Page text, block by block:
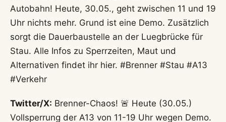
Autobahn! Heute, 30.05., geht zwischen 11 und 19
Uhr nichts mehr. Grund ist eine Demo. Zusätzlich
sorgt die Dauerbaustelle an der Luegbrücke für
Stau. Alle Infos zu Sperrzeiten, Maut und
Alternativen findet ihr hier. #Brenner #Stau #A13
#Verkehr
Twitter/X: Brenner-Chaos! 🚨 Heute (30.05.)
Vollsperrung der A13 von 11-19 Uhr wegen Demo.